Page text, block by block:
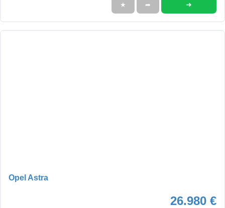
★ ➦ ➜
Opel Astra
26.980 €